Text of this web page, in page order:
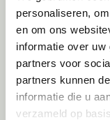
personaliseren,
en om ons
informatie over
partners voor
partners kunnen
informatie die u
verzameld op
Skopje